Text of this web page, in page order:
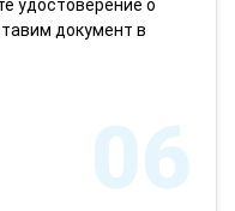
удостоверение о
документ в
06